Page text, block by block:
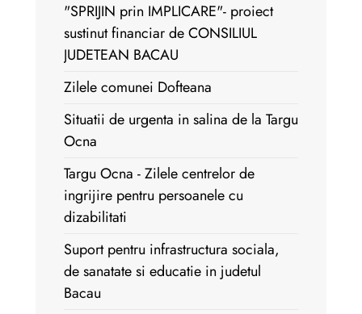
"SPRIJIN prin IMPLICARE"- proiect
sustinut financiar de CONSILIUL
JUDETEAN BACAU
Zilele comunei Dofteana
Situatii de urgenta in salina de la Targu
Ocna
Targu Ocna - Zilele centrelor de
ingrijire pentru persoanele cu
dizabilitati
Suport pentru infrastructura sociala,
de sanatate si educatie in judetul
Bacau